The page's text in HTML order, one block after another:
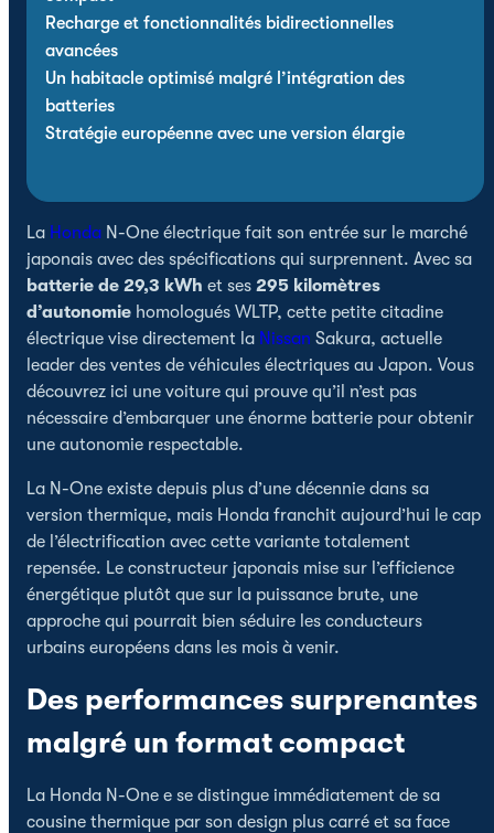
Recharge et fonctionnalités bidirectionnelles
avancées
Un habitacle optimisé malgré l’intégration des
batteries
Stratégie européenne avec une version élargie
La Honda N-One électrique fait son entrée sur le marché
japonais avec des spécifications qui surprennent. Avec sa
batterie de 29,3 kWh et ses 295 kilomètres
d’autonomie homologués WLTP, cette petite citadine
électrique vise directement la Nissan Sakura, actuelle
leader des ventes de véhicules électriques au Japon. Vous
découvrez ici une voiture qui prouve qu’il n’est pas
nécessaire d’embarquer une énorme batterie pour obtenir
une autonomie respectable.
La N-One existe depuis plus d’une décennie dans sa
version thermique, mais Honda franchit aujourd’hui le cap
de l’électrification avec cette variante totalement
repensée. Le constructeur japonais mise sur l’efficience
énergétique plutôt que sur la puissance brute, une
approche qui pourrait bien séduire les conducteurs
urbains européens dans les mois à venir.
Des performances surprenantes
malgré un format compact
La Honda N-One e se distingue immédiatement de sa
cousine thermique par son design plus carré et sa face